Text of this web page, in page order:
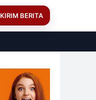
KIRIM BERITA